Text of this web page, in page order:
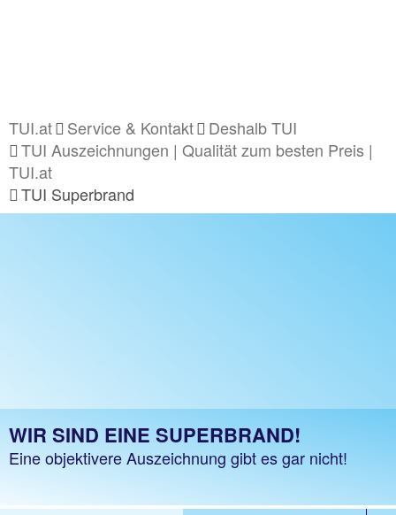
TUI.at Service & Kontakt
Deshalb TUI
TUI Auszeichnungen | Qualität zum besten Preis |
TUI.at
TUI Superbrand
WIR SIND EINE SUPERBRAND!
Eine objektivere Auszeichnung gibt es gar nicht!